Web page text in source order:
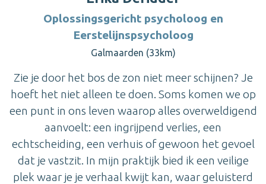
Oplossingsgericht psycholoog en
Eerstelijnspsycholoog
Galmaarden (33km)
Zie je door het bos de zon niet meer schijnen? Je
hoeft het niet alleen te doen. Soms komen we op
een punt in ons leven waarop alles overweldigend
aanvoelt: een ingrijpend verlies, een
echtscheiding, een verhuis of gewoon het gevoel
dat je vastzit. In mijn praktijk bied ik een veilige
plek waar je je verhaal kwijt kan, waar geluisterd